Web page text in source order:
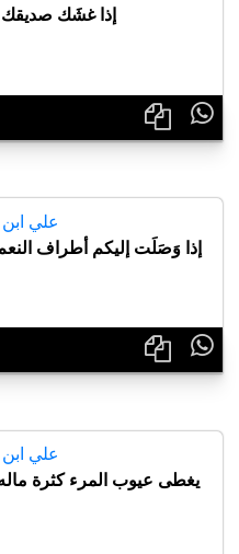
إذا غشَك

علي
إذا وَصَلَت إليكم أطراف

علي
يغطى عيوب المرء كثرة